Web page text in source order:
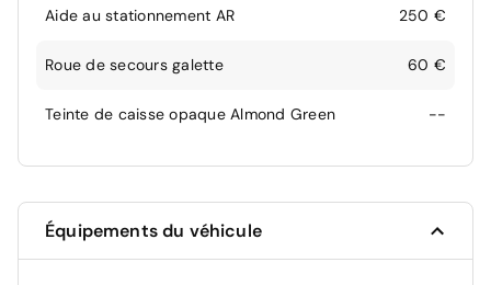
Aide au stationnement AR 250 €
Roue de secours galette 60 €
Teinte de caisse opaque Almond Green --
Équipements du véhicule